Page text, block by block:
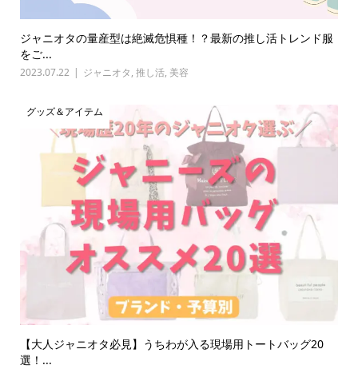
ジャニオタの量産型は絶滅危惧種！？最新の推し活トレンド服
をご...
2023.07.22 ジャニオタ, 推し活, 美容
グッズ＆アイテム
【大人ジャニオタ必見】うちわが入る現場用トートバッグ20
選！...